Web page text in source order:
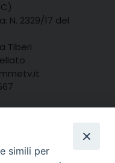
N. 2329/17 del
Tiberi
simili per